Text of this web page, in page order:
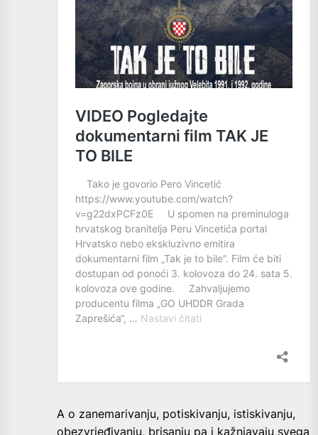
A o zanemarivanju, potiskivanju, istiskivanju,
obezvrjeđivanju, brisanju pa i kažnjavaju svega